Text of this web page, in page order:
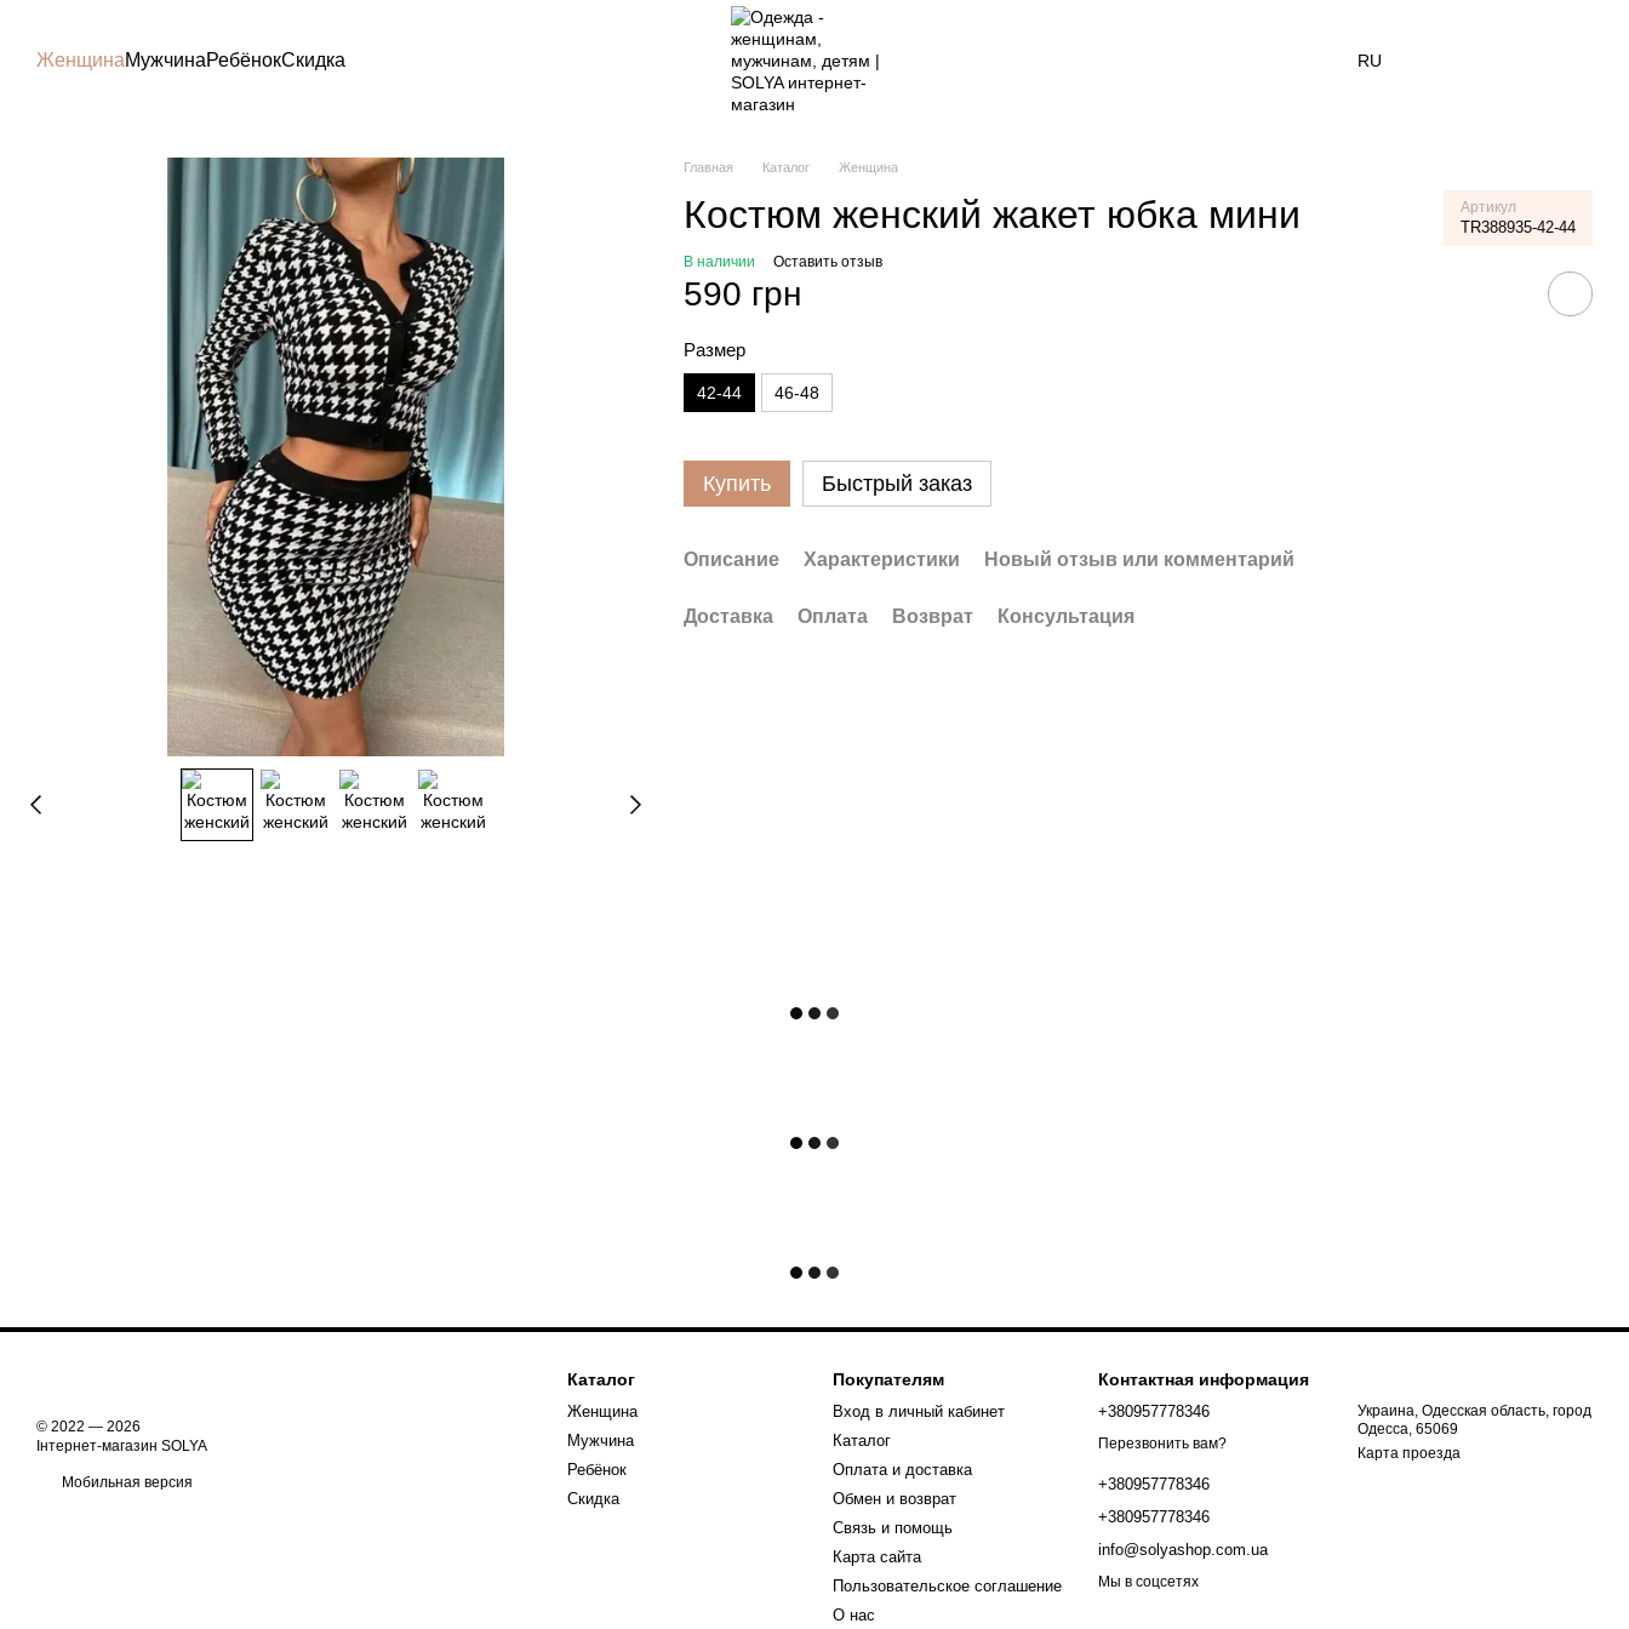
ЖенщинаМужчинаРебёнокСкидка RU
Главная Каталог Женщина
Костюм женский жакет юбка мини Артикул
TR388935-42-44
В наличии Оставить отзыв
590 грн
Размер
42-44 46-48
Купить Быстрый заказ
Описание Характеристики Новый отзыв или комментарий
Доставка Оплата Возврат Консультация
© 2022 — 2026
Інтернет-магазин SOLYA
Мобильная версия
Каталог
Женщина
Мужчина
Ребёнок
Скидка
Покупателям
Вход в личный кабинет
Каталог
Оплата и доставка
Обмен и возврат
Связь и помощь
Карта сайта
Пользовательское соглашение
О нас
Контактная информация
+380957778346
Перезвонить вам?
+380957778346
+380957778346
info@solyashop.com.ua
Украина, Одесская область, город
Одесса, 65069
Карта проезда
Мы в соцсетях